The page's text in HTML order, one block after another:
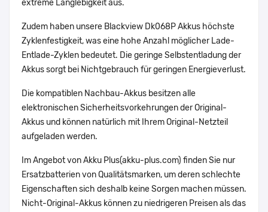
extreme Langlebigkeit aus.
Zudem haben unsere Blackview Dk068P Akkus höchste
Zyklenfestigkeit, was eine hohe Anzahl möglicher Lade-
Entlade-Zyklen bedeutet. Die geringe Selbstentladung der
Akkus sorgt bei Nichtgebrauch für geringen Energieverlust.
Die kompatiblen Nachbau-Akkus besitzen alle
elektronischen Sicherheitsvorkehrungen der Original-
Akkus und können natürlich mit Ihrem Original-Netzteil
aufgeladen werden.
Im Angebot von Akku Plus(akku-plus.com) finden Sie nur
Ersatzbatterien von Qualitätsmarken, um deren schlechte
Eigenschaften sich deshalb keine Sorgen machen müssen.
Nicht-Original-Akkus können zu niedrigeren Preisen als das